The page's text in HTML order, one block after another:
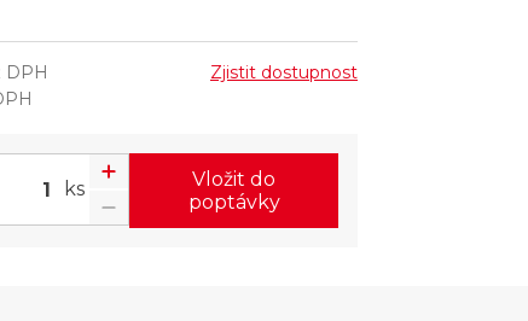
DPH Zjistit dostupnost
ks
Vložit do
poptávky